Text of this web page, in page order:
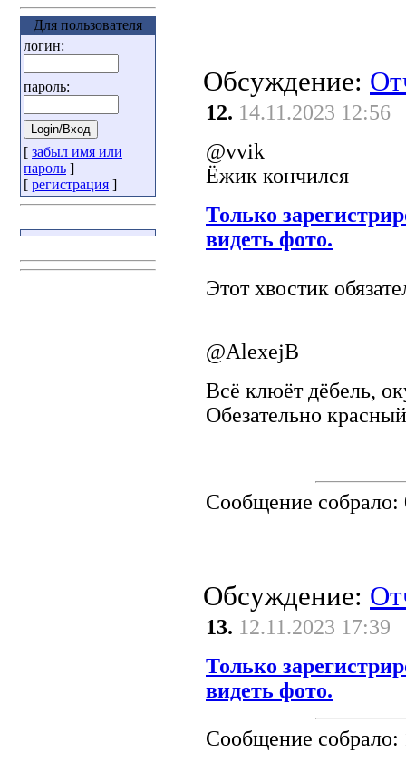
Для пользователя
логин:
пароль:
[ забыл имя или
пароль ]
[ регистрация ]
Обсуждение:
12. 14.11.2023 12:56
@vvik
Ёжик кончился
Только
видеть фото.
Этот хвостик
@AlexejB
Всё клюёт дёбель,
Обезательно
Сообщение собрало:
Обсуждение:
13. 12.11.2023 17:39
Только
видеть фото.
Сообщение собрало: